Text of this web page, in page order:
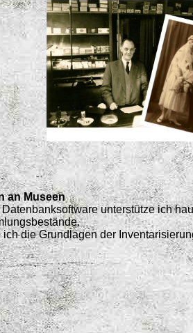
an Museen
unterstütze ich
die Grundlagen der